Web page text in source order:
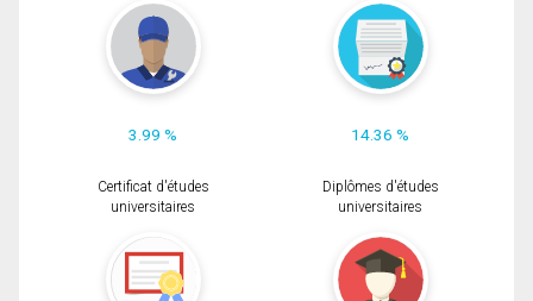
3.99 % 14.36 %
Certificat d'études
universitaires
Diplômes d'études
universitaires